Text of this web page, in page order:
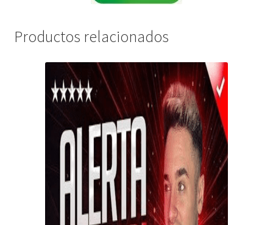
Productos relacionados